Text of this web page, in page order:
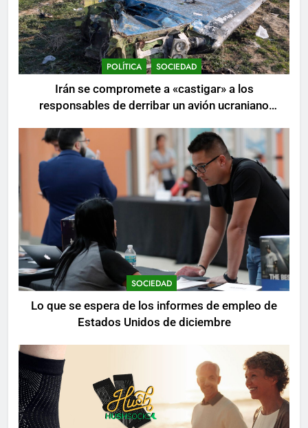
POLÍTICA SOCIEDAD
Irán se compromete a «castigar» a los
responsables de derribar un avión ucraniano
SOCIEDAD
Lo que se espera de los informes de empleo de
Estados Unidos de diciembre